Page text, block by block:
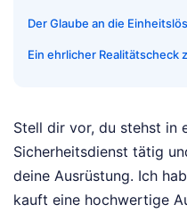
Der Glaube an die
Ein ehrlicher Realitätscheck
Stell dir vor, du stehst in
Sicherheitsdienst tätig
deine Ausrüstung. Ich
kauft eine hochwertige